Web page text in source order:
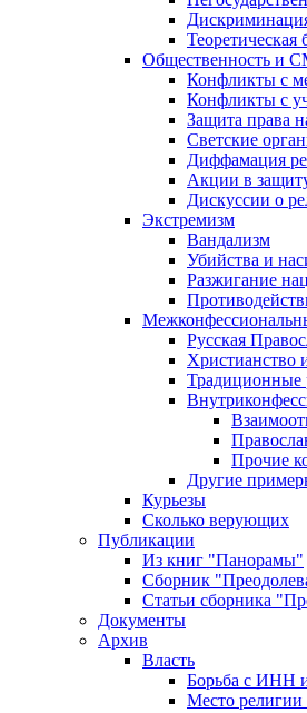
Теоретическая
Общественность и
Конфликты с
Конфликты с
Защита права
Светские
Диффамация
Акции в
Дискуссии о
Экстремизм
Вандализм
Убийства и
Разжигание
Русская
Христианство
Традиционные
Прочие
Другие
Курьезы
Сколько верующих
Публикации
Из книг "Панорамы"
Сборник
Статьи сборника
Документы
Архив
Власть
Борьба с ИНН
Место религии